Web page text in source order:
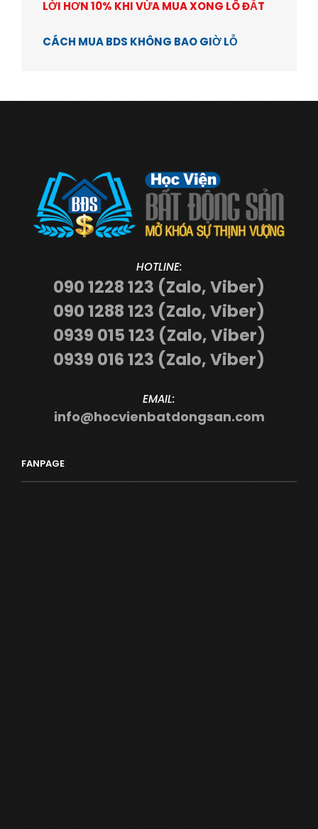
LỜI HƠN 10% KHI VỪA MUA XONG LÔ ĐẤT
CÁCH MUA BDS KHÔNG BAO GIỜ LỖ
HOTLINE:
090 1228 123 (Zalo, Viber)
090 1288 123 (Zalo, Viber)
0939 015 123 (Zalo, Viber)
0939 016 123 (Zalo, Viber)
EMAIL:
info@hocvienbatdongsan.com
FANPAGE